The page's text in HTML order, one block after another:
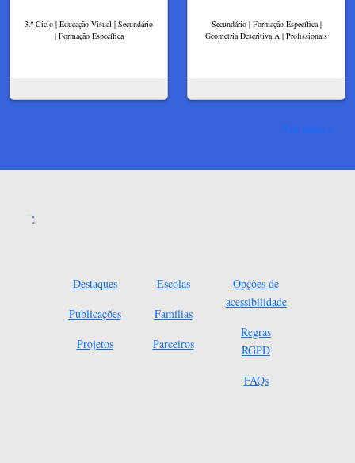
3.º Ciclo | Educação Visual | Secundário
| Formação Específica
Secundário | Formação Específica |
Geometria Descritiva A | Profissionais
Ver mais
Destaques
Publicações
Projetos
Escolas
Famílias
Parceiros
Opções de
acessibilidade
Regras
RGPD
FAQs